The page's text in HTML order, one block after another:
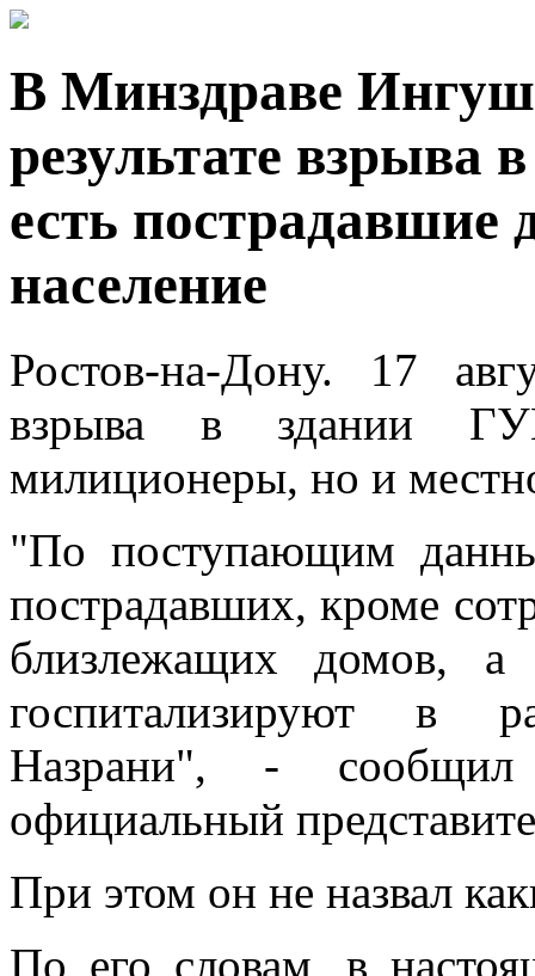
В Минздраве
результате взрыва
есть пострадавшие
население
Ростов-на-Дону. 17
взрыва в здании
милиционеры, но и
"По поступающим
пострадавших, кроме
близлежащих домов, а
госпитализируют в
Назрани", - сообщил
официальный
При этом он не назвал
По его словам, в